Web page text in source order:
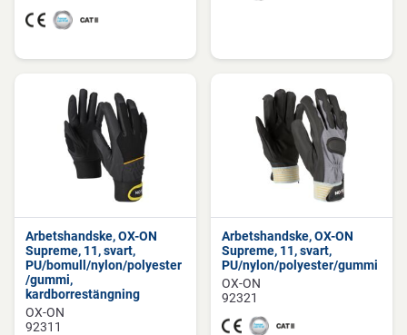
Arbetshandske, OX-ON
Supreme, 11, svart,
PU/bomull/nylon/polyester
/gummi,
kardborrestängning
OX-ON
92311
Arbetshandske, OX-ON
Supreme, 11, svart,
PU/nylon/polyester/gummi
OX-ON
92321